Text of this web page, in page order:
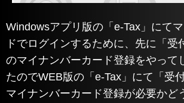
Windowsアプリ版の「e-Tax」にて
ドでログインするために、先に「受
のマイナンバーカード登録をやって
たのでWEB版の「e-Tax」にて「受
マイナンバーカード登録が必要かど